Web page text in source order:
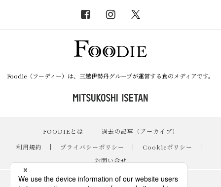
Foodie（フーディー）は、三越伊勢丹グループが運営する食のメディアです。
FOODIEとは ｜
過去の記事（アーカイブ）
｜
利用規約 ｜ プライバシーポリシー ｜ Cookieポリシー
｜
お問い合せ
レシピ ｜ スイーツ